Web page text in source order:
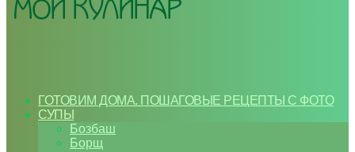
ГОТОВИМ ДОМА. ПОШАГОВЫЕ РЕЦЕПТЫ С ФОТО
СУПЫ
Бозбаш
Борщ